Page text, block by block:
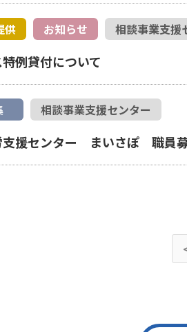
供 お知らせ 相談事業支援
例貸付について
相談事業支援センター
支援センター まいさぽ 職員